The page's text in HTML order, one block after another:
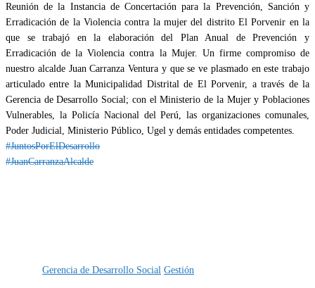
Reunión de la Instancia de Concertación para la Prevención, Sanción y
Erradicación de la Violencia contra la mujer del distrito El Porvenir en la
que se trabajó en la elaboración del Plan Anual de Prevención y
Erradicación de la Violencia contra la Mujer. Un firme compromiso de
nuestro alcalde Juan Carranza Ventura y que se ve plasmado en este trabajo
articulado entre la Municipalidad Distrital de El Porvenir, a través de la
Gerencia de Desarrollo Social; con el Ministerio de la Mujer y Poblaciones
Vulnerables, la Policía Nacional del Perú, las organizaciones comunales,
Poder Judicial, Ministerio Público, Ugel y demás entidades competentes.
#JuntosPorElDesarrollo
#JuanCarranzaAlcalde
Gerencia de Desarrollo Social Gestión